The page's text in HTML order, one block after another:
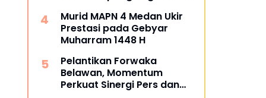
Murid MAPN 4 Medan Ukir
Prestasi pada Gebyar
Muharram 1448 H
Pelantikan Forwaka
Belawan, Momentum
Perkuat Sinergi Pers dan